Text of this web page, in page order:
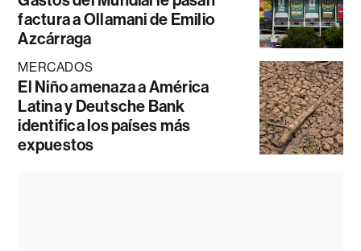
factura a Ollamani de Emilio
Azcárraga
MERCADOS
El Niño amenaza a América
Latina y Deutsche Bank
identifica los países más
expuestos